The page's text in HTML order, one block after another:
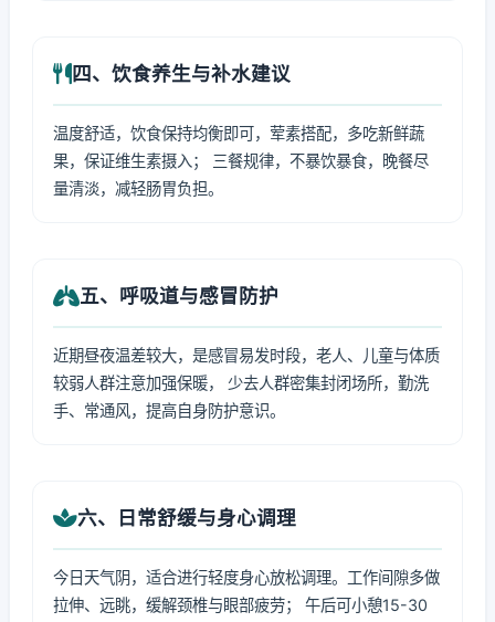
四、饮食养生与补水建议
温度舒适，饮食保持均衡即可，荤素搭配，多吃新鲜蔬
果，保证维生素摄入； 三餐规律，不暴饮暴食，晚餐尽
量清淡，减轻肠胃负担。
五、呼吸道与感冒防护
近期昼夜温差较大，是感冒易发时段，老人、儿童与体质
较弱人群注意加强保暖， 少去人群密集封闭场所，勤洗
手、常通风，提高自身防护意识。
六、日常舒缓与身心调理
今日天气阴，适合进行轻度身心放松调理。工作间隙多做
拉伸、远眺，缓解颈椎与眼部疲劳； 午后可小憩15-30